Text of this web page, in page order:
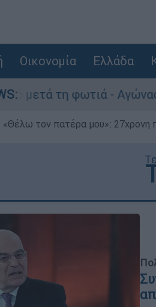
Οικονομία Ελλάδα
- Αγώνας για
«Θέλω τον πατέρα μου»: 27χρονη